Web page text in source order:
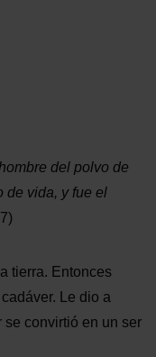
del polvo de
de vida, y fue el
tierra. Entonces
Le dio a
convirtió en un ser